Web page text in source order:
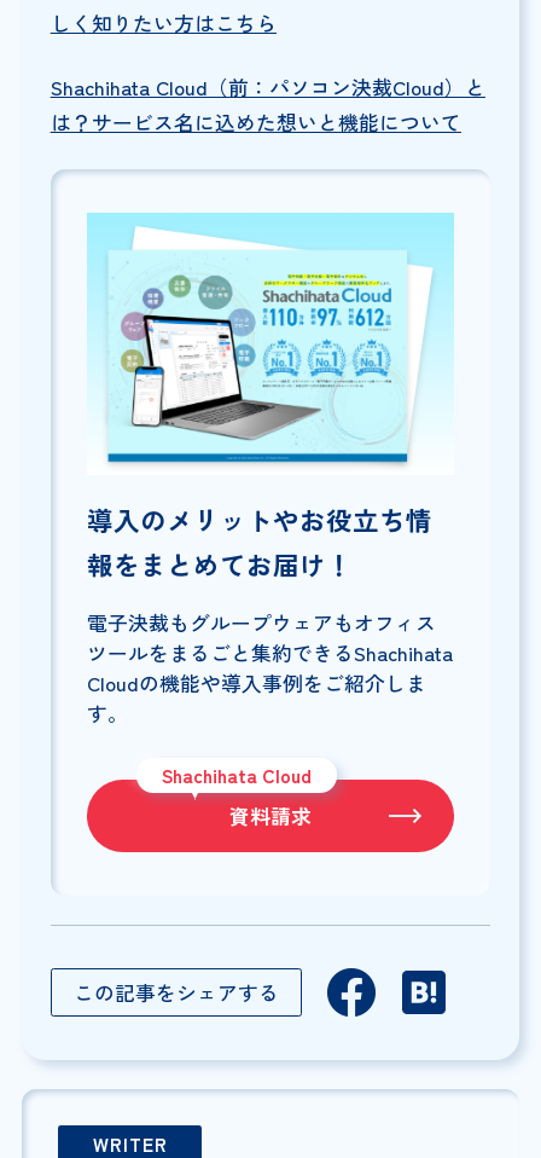
しく知りたい方はこちら
Shachihata Cloud（前：パソコン決裁Cloud）と
は？サービス名に込めた想いと機能について
導入のメリットやお役立ち情
報をまとめてお届け！
電子決裁もグループウェアもオフィス
ツールをまるごと集約できるShachihata
Cloudの機能や導入事例をご紹介しま
す。
Shachihata Cloud
資料請求
この記事をシェアする
WRITER